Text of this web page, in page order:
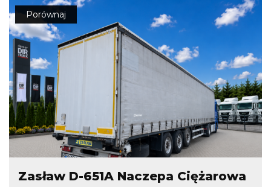
Porównaj
Zasław D-651A Naczepa Ciężarowa